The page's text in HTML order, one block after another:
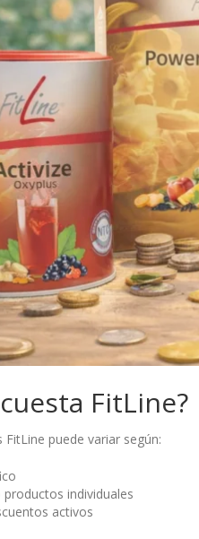
FitLine?
puede variar según:
individuales
activos